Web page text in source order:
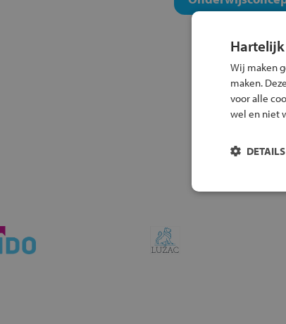
Wij maken
maken.
voor alle
wel en niet